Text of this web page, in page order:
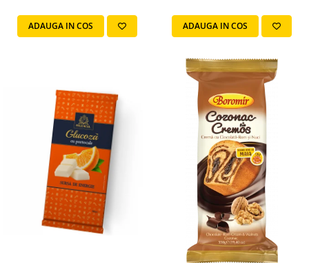
ADAUGA IN COS ADAUGA IN COS